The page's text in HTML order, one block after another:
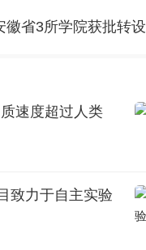
徽省3所学院获批转设
速度超过人类
致力于自主实验